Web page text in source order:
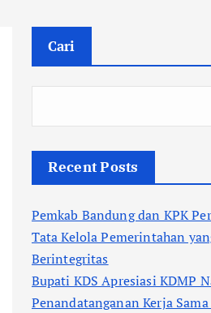
Cari
Recent Posts
Pemkab Bandung dan KPK
Tata Kelola Pemerintahan
Berintegritas
Bupati KDS Apresiasi KDMP
Penandatanganan Kerja Sama